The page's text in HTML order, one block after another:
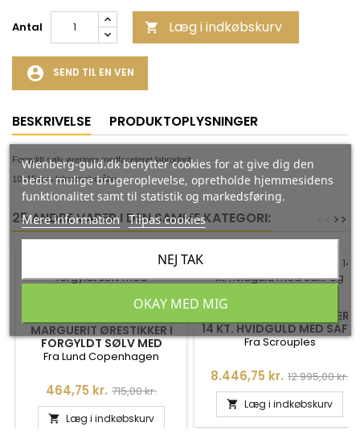
Antal  Læg i indkøbskurv
account_circle SEND TIL EN VEN
BESKRIVELSE PRODUKTOPLYSNINGER
Forgyldt sølv øreringe medfaceteret labrodorit
10x15 mm labrodorit dråbe
25 ANDRE VARER I DEN SAMME KATEGORI: >>
MARGUERIT ØRESTIKKER I
FORGYLDT SØLV MED
FERSKVANDSPERLER -
Fra Lund Copenhagen
Pris
464,75 kr. Normalpris
715,00 kr.
 Læg i indkøbskurv
DIANA ROSET ØRESTIKKER I
14 KT. HVIDGULD MED SAFIR
OG BRILANTER 0,20 H-W/SI
Fra Scrouples
Pris
8.446,75 kr. Normalpris
12.995,00 kr.
 Læg i indkøbskurv
Wienberg-guld.dk benytter cookies for at give dig den
bedst mulige brugeroplevelse, opretholde hjemmesidens
funktionalitet samt til statistik og markedsføring.
Mere information Tilpas cookies
NEJ TAK
OKAY MED MIG